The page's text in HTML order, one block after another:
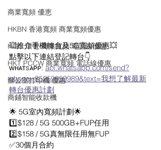
商業寬頻 優恵
HKBN 香港寬頻 商業寬頻優惠
HGC 環電 商業寬頻 電話線優惠
HKT PCCW 商業寬頻 電話線優惠
辦公室打印機 優惠
商鋪智能收款機
💥推介手機轉台及5G寬頻優惠💥
點擊以下連結登記轉台👇
ᴡʜᴀᴛsᴀᴘᴘ: api.whatsapp.com/send?
phone=85259959989&text=我想了解最新
轉台優惠計劃
🌟 5G室內寬頻計劃🌟
1️⃣$128 / 5G 500GB+FUP任用
2️⃣$158 / 5G真無限任用無FUP
✅30個月合約